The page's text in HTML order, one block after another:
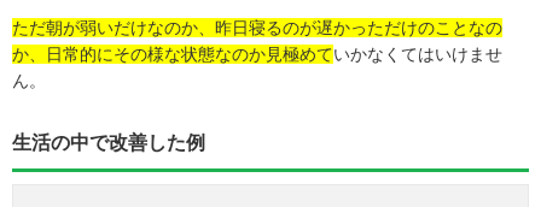
ただ朝が弱いだけなのか、昨日寝るのが遅かっただけのことなの
か、日常的にその様な状態なのか見極めていかなくてはいけませ
ん。
生活の中で改善した例